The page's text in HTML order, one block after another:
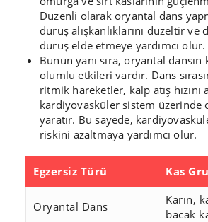
Düzenli olarak oryantal dans
duruş alışkanlıklarını düzeltir ve
duruş elde etmeye yardımcı olur.
Bunun yanı sıra, oryantal dansın
olumlu etkileri vardır. Dans
ritmik hareketler, kalp atış hızını
kardiyovasküler sistem üzerinde
yaratır. Bu sayede,
riskini azaltmaya yardımcı olur.
Egzersiz Türü Kas
Oryantal Dans
Karın,
bacak